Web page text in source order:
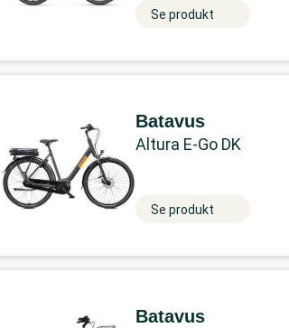
Se produkt
Batavus
Altura E-Go DK
Se produkt
Batavus